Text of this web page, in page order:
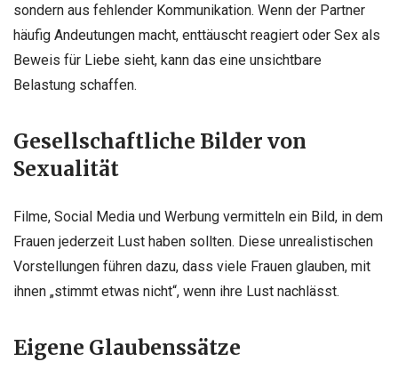
sondern aus fehlender Kommunikation. Wenn der Partner
häufig Andeutungen macht, enttäuscht reagiert oder Sex als
Beweis für Liebe sieht, kann das eine unsichtbare
Belastung schaffen.
Gesellschaftliche Bilder von
Sexualität
Filme, Social Media und Werbung vermitteln ein Bild, in dem
Frauen jederzeit Lust haben sollten. Diese unrealistischen
Vorstellungen führen dazu, dass viele Frauen glauben, mit
ihnen „stimmt etwas nicht“, wenn ihre Lust nachlässt.
Eigene Glaubenssätze